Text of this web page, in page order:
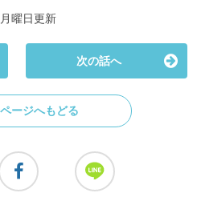
曜日更新
次の話へ
ージへもどる